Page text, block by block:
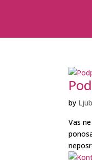
by
Vas